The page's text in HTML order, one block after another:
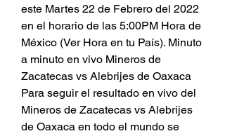
este Martes 22 de Febrero del 2022
en el horario de las 5:00PM Hora de
México (Ver Hora en tu País). Minuto
a minuto en vivo Mineros de
Zacatecas vs Alebrijes de Oaxaca
Para seguir el resultado en vivo del
Mineros de Zacatecas vs Alebrijes
de Oaxaca en todo el mundo se